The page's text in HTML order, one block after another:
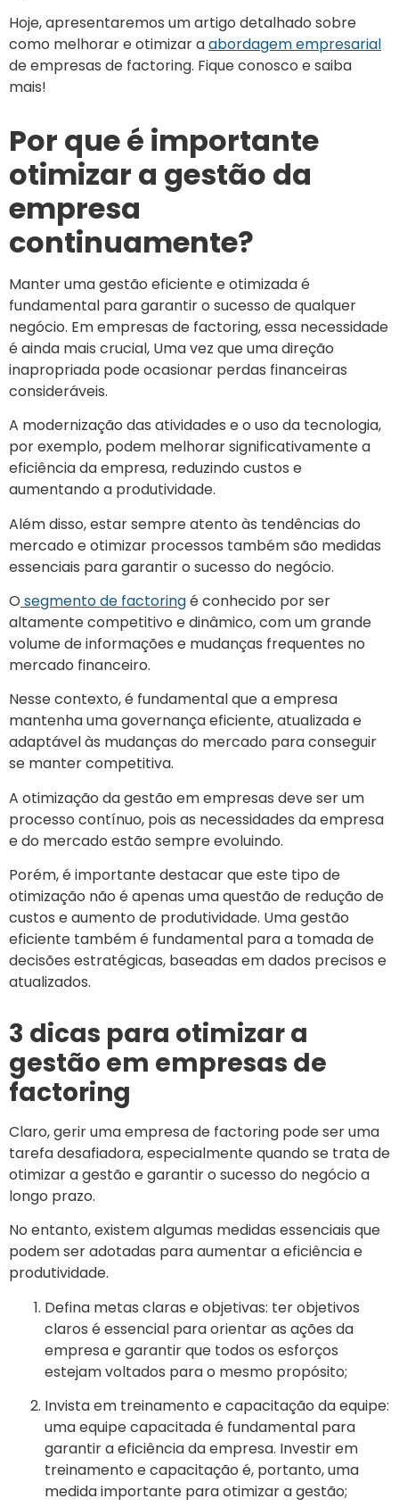
Hoje, apresentaremos um artigo detalhado sobre
como melhorar e otimizar aabordagem empresarial
de empresas de factoring. Fique conosco e saiba
mais!
Por que é importante
otimizar a gestão da
empresa
continuamente?
Manter uma gestão eficiente e otimizada é
fundamental para garantir o sucesso de qualquer
negócio. Em empresas de factoring, essa necessidade
é ainda mais crucial, Uma vez que uma direção
inapropriada pode ocasionar perdas financeiras
consideráveis.
A modernização das atividades e o uso da tecnologia,
por exemplo, podem melhorar significativamente a
eficiência da empresa, reduzindo custos e
aumentando a produtividade.
Além disso, estar sempre atento às tendências do
mercado e otimizar processos também são medidas
essenciais para garantir o sucesso do negócio.
O segmento de factoringé conhecido por ser
altamente competitivo e dinâmico, com um grande
volume de informações e mudanças frequentes no
mercado financeiro.
Nesse contexto, é fundamental que a empresa
mantenha uma governança eficiente, atualizada e
adaptável às mudanças do mercado para conseguir
se manter competitiva.
A otimização da gestão em empresas deve ser um
processo contínuo, pois as necessidades da empresa
e do mercado estão sempre evoluindo.
Porém, é importante destacar que este tipo de
otimização não é apenas uma questão de redução de
custos e aumento de produtividade. Uma gestão
eficiente também é fundamental para a tomada de
decisões estratégicas, baseadas em dados precisos e
atualizados.
3 dicas para otimizar a
gestão em empresas de
factoring
Claro, gerir uma empresa de factoring pode ser uma
tarefa desafiadora, especialmente quando se trata de
otimizar a gestão e garantir o sucesso do negócio a
longo prazo.
No entanto, existem algumas medidas essenciais que
podem ser adotadas para aumentar a eficiência e
produtividade.
Defina metas claras e objetivas: ter objetivos
claros é essencial para orientar as ações da
empresa e garantir que todos os esforços
estejam voltados para o mesmo propósito;
Invista em treinamento e capacitação da equipe:
uma equipe capacitada é fundamental para
garantir a eficiência da empresa. Investir em
treinamento e capacitação é, portanto, uma
medida importante para otimizar a gestão;